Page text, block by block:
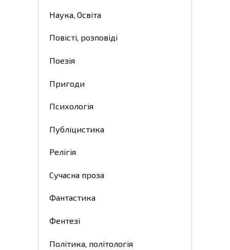
Наука, Освіта
Повісті, розповіді
Поезія
Пригоди
Психологія
Публіцистика
Релігія
Сучасна проза
Фантастика
Фентезі
Політика, політологія